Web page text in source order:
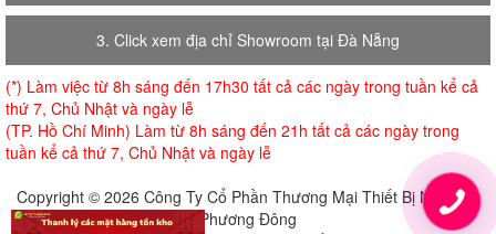
3. Click xem địa chỉ Showroom tại Đà Nẵng
(*) Làm việc từ 8h sáng đến 17h30 tất cả các ngày trong tuần kể cả
thứ 7, Chủ Nhật và ngày lễ
(TP. Hồ Chí Minh) Làm từ 8h sáng đến 21h tất cả các ngày trong
tuần kể cả thứ 7, Chủ Nhật và ngày lễ
Copyright © 2026 Công Ty Cổ Phần Thương Mại Thiết Bị Nội Thất
Phương Đông